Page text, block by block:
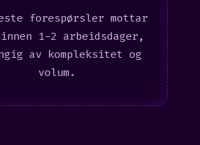
forespørsler mottar
1-2 arbeidsdager,
av kompleksitet og
volum.